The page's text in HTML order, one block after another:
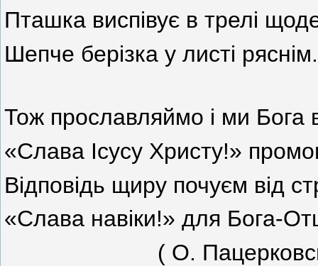
Пташка виспівує в трелі
Шепче берізка у листі ряснім.
Тож прославляймо і ми Бога
«Слава Ісусу Христу!»
Відповідь щиру почуєм від
«Слава навіки!» для Бога-
( О.